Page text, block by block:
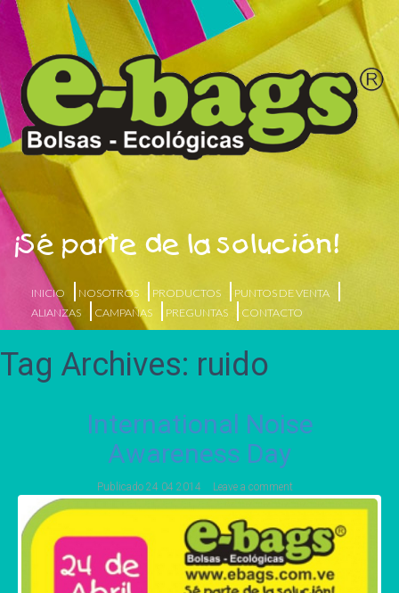
¡Sé parte de la solución!
INICIO NOSOTROS PRODUCTOS
PUNTOS DE VENTA
ALIANZAS
CAMPAÑAS PREGUNTAS CONTACTO
Tag Archives: ruido
International Noise
Awareness Day
Publicado 24 04 2014 Leave a comment